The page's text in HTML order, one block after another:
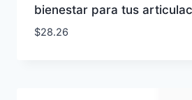
bienestar para tus
$28.26